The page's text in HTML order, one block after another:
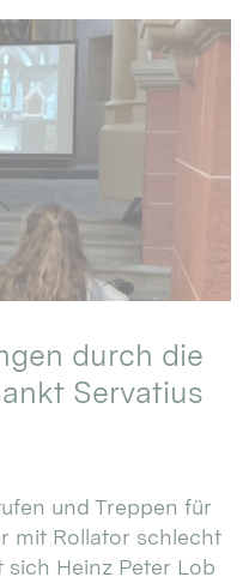
durch die
Servatius
und Treppen für
mit Rollator schlecht
Heinz Peter Lob